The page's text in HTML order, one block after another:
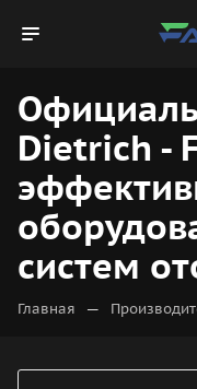
Dietrich -
систем
Главная —